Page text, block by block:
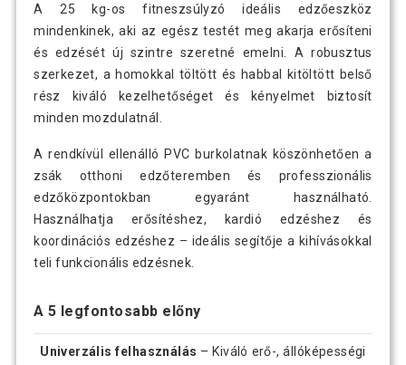
A 25 kg-os fitneszsúlyzó ideális edzőeszköz
mindenkinek, aki az egész testét meg akarja erősíteni
és edzését új szintre szeretné emelni. A robusztus
szerkezet, a homokkal töltött és habbal kitöltött belső
rész kiváló kezelhetőséget és kényelmet biztosít
minden mozdulatnál.
A rendkívül ellenálló PVC burkolatnak köszönhetően a
zsák otthoni edzőteremben és professzionális
edzőközpontokban egyaránt használható.
Használhatja erősítéshez, kardió edzéshez és
koordinációs edzéshez – ideális segítője a kihívásokkal
teli funkcionális edzésnek.
A 5 legfontosabb előny
Univerzális felhasználás – Kiváló erő-, állóképességi